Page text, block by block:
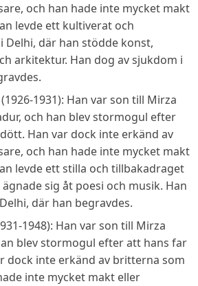
och han hade inte mycket makt
levde ett kultiverat och
Delhi, där han stödde konst,
arkitektur. Han dog av sjukdom i
1931): Han var son till Mirza
och han blev stormogul efter
Han var dock inte erkänd av
och han hade inte mycket makt
levde ett stilla och tillbakadraget
sig åt poesi och musik. Han
där han begravdes.
1948): Han var son till Mirza
blev stormogul efter att hans far
dock inte erkänd av britterna som
inte mycket makt eller